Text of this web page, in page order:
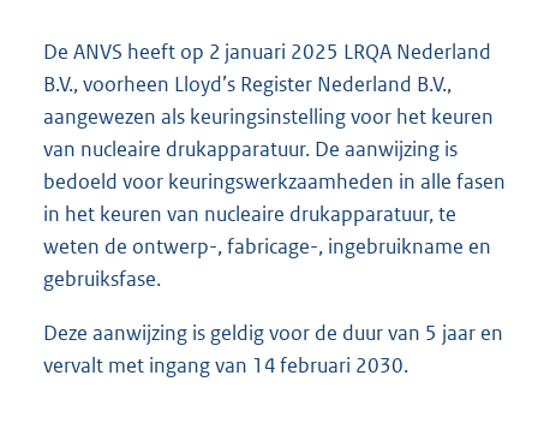
b
De ANVS heeft op 2 januari 2025 LRQA Nederland
B.V., voorheen Lloyd’s Register Nederland B.V.,
aangewezen als keuringsinstelling voor het keuren
van nucleaire drukapparatuur. De aanwijzing is
bedoeld voor keuringswerkzaamheden in alle fasen
in het keuren van nucleaire drukapparatuur, te
weten de ontwerp-, fabricage-, ingebruikname en
gebruiksfase.
Deze aanwijzing is geldig voor de duur van 5 jaar en
vervalt met ingang van 14 februari 2030.